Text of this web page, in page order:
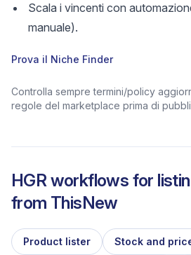
Scala i vincenti con
manuale).
Prova il Niche Finder
Controlla sempre termini/policy
regole del marketplace prima di
HGR workflows for
from ThisNew
Product lister Stock and